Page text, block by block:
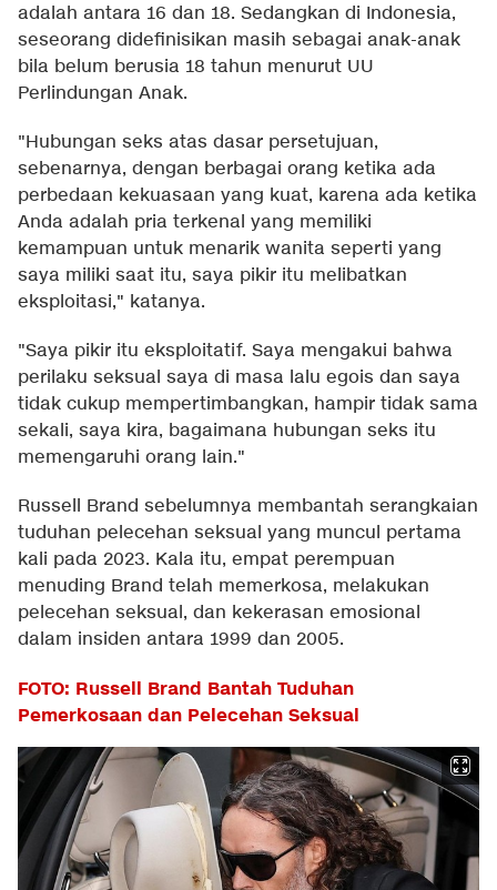
adalah antara 16 dan 18. Sedangkan di Indonesia,
seseorang didefinisikan masih sebagai anak-anak
bila belum berusia 18 tahun menurut UU
Perlindungan Anak.
"Hubungan seks atas dasar persetujuan,
sebenarnya, dengan berbagai orang ketika ada
perbedaan kekuasaan yang kuat, karena ada ketika
Anda adalah pria terkenal yang memiliki
kemampuan untuk menarik wanita seperti yang
saya miliki saat itu, saya pikir itu melibatkan
eksploitasi," katanya.
"Saya pikir itu eksploitatif. Saya mengakui bahwa
perilaku seksual saya di masa lalu egois dan saya
tidak cukup mempertimbangkan, hampir tidak sama
sekali, saya kira, bagaimana hubungan seks itu
memengaruhi orang lain."
Russell Brand sebelumnya membantah serangkaian
tuduhan pelecehan seksual yang muncul pertama
kali pada 2023. Kala itu, empat perempuan
menuding Brand telah memerkosa, melakukan
pelecehan seksual, dan kekerasan emosional
dalam insiden antara 1999 dan 2005.
FOTO: Russell Brand Bantah Tuduhan
Pemerkosaan dan Pelecehan Seksual